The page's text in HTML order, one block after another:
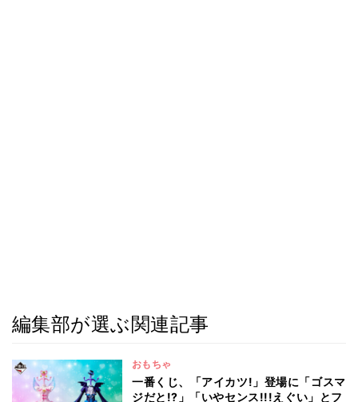
編集部が選ぶ関連記事
おもちゃ
一番くじ、「アイカツ!」登場に「ゴスマ
ジだと!?」「いやセンス!!!えぐい」とフ